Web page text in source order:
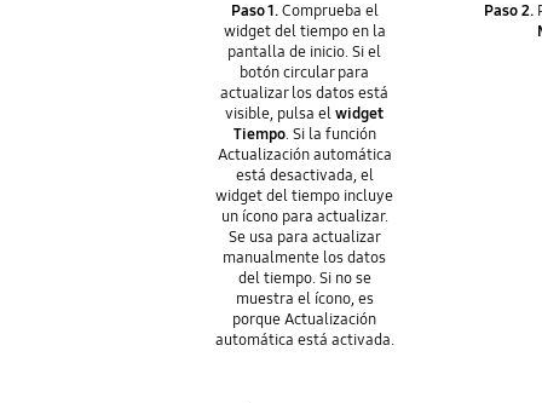
Paso 1.Comprueba el
widget del tiempo en la
pantalla de inicio. Si el
botón circular para
actualizar los datos está
visible, pulsa elwidget
Tiempo. Si la función
Actualización automática
está desactivada, el
widget del tiempo incluye
un ícono para actualizar.
Se usa para actualizar
manualmente los datos
del tiempo. Si no se
muestra el ícono, es
porque Actualización
automática está activada.
Paso 2.